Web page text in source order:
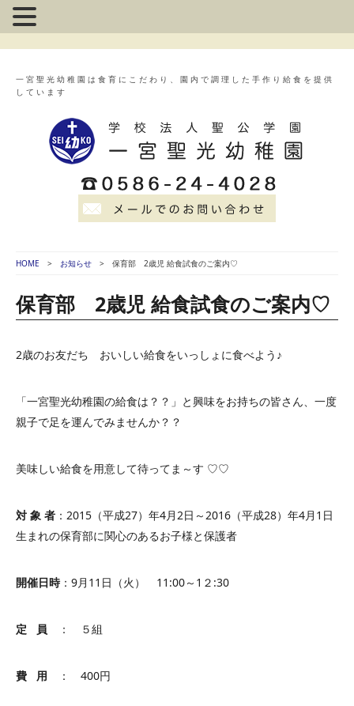
一宮聖光幼稚園は食育にこだわり、園内で調理した手作り給食を提供
しています
HOME お知らせ 保育部 2歳児 給食試食のご案内♡
保育部 2歳児 給食試食のご案内♡
2歳のお友だち おいしい給食をいっしょに食べよう♪
「一宮聖光幼稚園の給食は？？」と興味をお持ちの皆さん、一度
親子で足を運んでみませんか？？
美味しい給食を用意して待ってま～す ♡♡
対 象 者 ：2015（平成27）年4月2日～2016（平成28）年4月1日
生まれの保育部に関心のあるお子様と保護者
開催日時：9月11日（火） 11:00～1２:30
定 員 ： ５組
費 用 ： 400円